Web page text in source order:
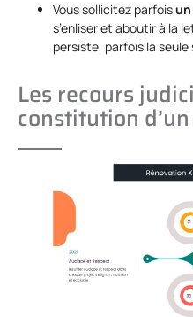
Vous sollicitez parfois
s’enliser et aboutir à la
persiste, parfois la
Les recours
constitution